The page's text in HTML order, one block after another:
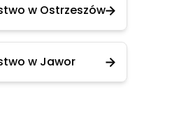
w Ostrzeszów
w Jawor